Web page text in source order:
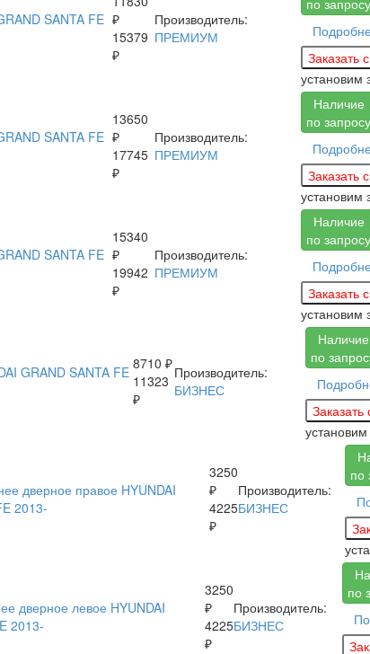
₽
15379
₽
Производитель:
ПРЕМИУМ
по запросу
установим
13650
₽
17745
₽
Производитель:
ПРЕМИУМ
Наличие
по запросу
установим
15340
₽
19942
₽
Производитель:
ПРЕМИУМ
Наличие
по запросу
установим
8710 ₽
11323
₽
Производитель:
БИЗНЕС
Наличие
по
установим
3250
₽
4225
₽
Производитель:
БИЗНЕС
по
3250
₽
4225
₽
Производитель:
БИЗНЕС
по